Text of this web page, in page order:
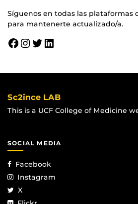
Síguenos en todas las plataformas
para mantenerte actualizado/a.
Facebook
Instagram
Twitter
LinkedIn
Sc2ince LAB
This is a UCF College of Medicine
SOCIAL MEDIA
Facebook
Instagram
X